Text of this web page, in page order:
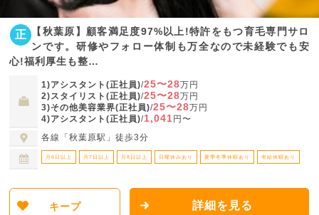
正
【秋葉原】顧客満足度97%以上!特許をもつ育毛専門サロ
ンです。研修やフォロー体制も万全なので未経験でも安
心!福利厚生も整…
1)アシスタント(正社員)/25〜28万円
2)スタイリスト(正社員)/25〜28万円
3)その他美容業界(正社員)/25〜28万円
4)アシスタント(正社員)/1,041円〜
各線「秋葉原駅」徒歩3分
月6日以上 月7日以上 月8日以上 日曜休みあり 夏季冬季休暇あり 有給休暇あり
キープ 詳細を見る